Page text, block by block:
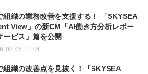
組織の業務改善を支援する！ 「SKYSEA
View」の新CM「AI働き方分析レポー
ービス」篇を公開
11:04
組織の改善点を見抜く！「SKYSEA